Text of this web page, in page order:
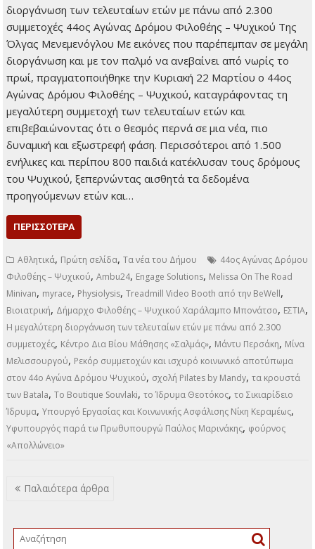
Πρώτη σελίδα,Τα νέα του Δήμου
Αυστηροί κανόνες για πολίτες
και επιχειρήσεις,Επικαιροποίηση με αυστηρότερο πλαίσιο,Κανονισμού
Καθαριότητας και Προστασίας του Περιβάλλοντος του Δήμου Φιλοθέης-
Ψυχικού,κλαδέματα και φυσητήρες,κούτες,Νέος Κανονισμός
Καθαριότητας στον Δήμο Φιλοθέης-Ψυχικού,Πρόστιμα έως 1.500€,Τι
αλλάζει για σκουπίδια
Ρεκόρ συμμετοχών και ισχυρό κοινωνικό
αποτύπωμα στον 44ο Αγώνα Δρόμου Ψυχικού
2 Απριλίου 2026 Τοπικά Νέα
συμμετοχές 44ος
Αγώνας Δρόμου
Φιλοθέης – Ψυχικού
Της Όλγας
Μενεμενόγλου Με εικόνες που παρέπεμπαν σε μεγάλη
διοργάνωση και με τον παλμό να ανεβαίνει από νωρίς το
πρωί, πραγματοποιήθηκε την Κυριακή 22 Μαρτίου ο 44ος
Αγώνας Δρόμου Φιλοθέης – Ψυχικού, καταγράφοντας τη
μεγαλύτερη συμμετοχή των τελευταίων ετών και
επιβεβαιώνοντας ότι ο θεσμός περνά σε μια νέα, πιο
δυναμική και εξωστρεφή φάση. Περισσότεροι από 1.500
ενήλικες και περίπου 800 παιδιά κατέκλυσαν τους δρόμους
προηγούμενων ετών και…
Αθλητικά,Πρώτη σελίδα Τα νέα του Δήμου
44ος Αγώνας Δρόμου